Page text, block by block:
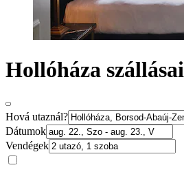
Hollóháza szállásai
Hová utaznál?
Dátumok
Vendégek